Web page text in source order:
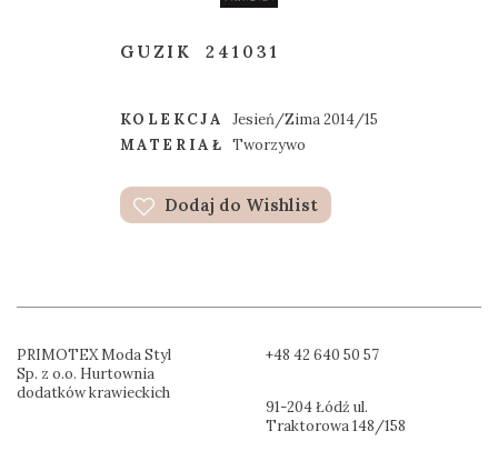
GUZIK 241031
KOLEKCJA
Jesień/Zima 2014/15
MATERIAŁ Tworzywo
Dodaj do Wishlist
PRIMOTEX Moda Styl
Sp. z o.o. Hurtownia
dodatków krawieckich
+48 42 640 50 57
91-204 Łódź ul.
Traktorowa 148/158